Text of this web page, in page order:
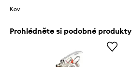
Kov
Prohlédněte si podobné produkty